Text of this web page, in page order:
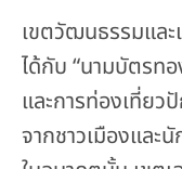
เขตวัฒนธรรมแล
ได้กับ “นามบัตรท
และการท่องเที่ยว
จากชาวเมืองและ